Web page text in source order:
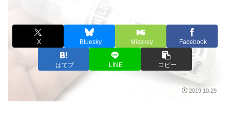
X Bluesky Misskey Facebook
はてブ LINE コピー
2019.10.29